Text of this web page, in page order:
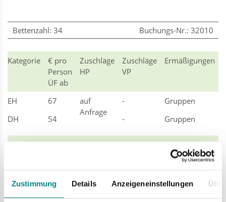
Zustimmung Details Anzeigeneinstellungen
Bettenzahl: 34 Buchungs-Nr.: 32010
Kategorie
€ pro
Person
ÜF ab
Zuschläge
HP
Zuschläge
VP
Ermäßigungen
EH 67
auf
Anfrage
-
Gruppen
DH
54 - Gruppen
Anzahl
bis
Preis pro
Zuschläge
Zuschläge
VP
3
2-4 97
auf
-